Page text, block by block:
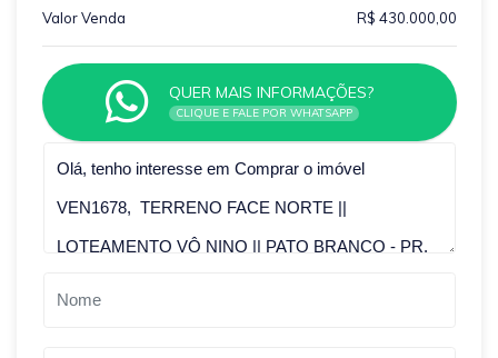
Valor Venda R$ 430.000,00
QUER MAIS INFORMAÇÕES?
CLIQUE E FALE POR WHATSAPP